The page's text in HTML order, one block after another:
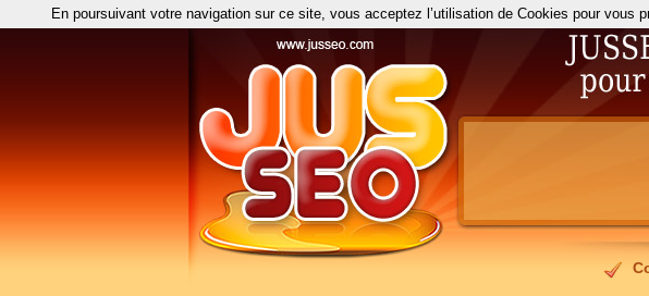
En poursuivant votre navigation sur ce site, vous acceptez l’utilisation de Cookies pour